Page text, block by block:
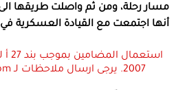
مسار رحلة، ومن ثم واصلت طريقها الى
أنها اجتمعت مع القيادة العسكرية
2007. يرجى ارسال ملاحظات لـ akkanet.net@gmail.com